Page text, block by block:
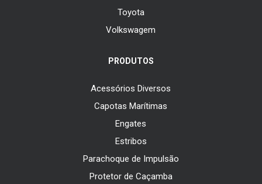
Toyota
Volkswagem
PRODUTOS
Acessórios Diversos
Capotas Marítimas
Engates
Estribos
Parachoque de Impulsão
Protetor de Caçamba